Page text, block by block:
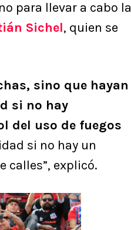
para llevar a cabo la
Sichel, quien se
sino que hayan
si no hay
del uso de fuegos
si no hay un
calles”, explicó.